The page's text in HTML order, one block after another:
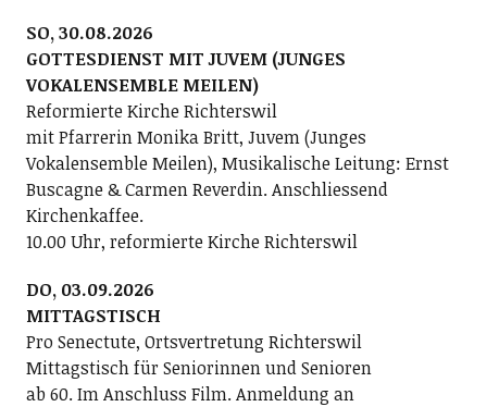
SO, 30.08.2026
GOTTESDIENST MIT JUVEM (JUNGES
VOKALENSEMBLE MEILEN)
Reformierte Kirche Richterswil
mit Pfarrerin Monika Britt, Juvem (Junges
Vokalensemble Meilen), Musikalische Leitung: Ernst
Buscagne & Carmen Reverdin. Anschliessend
Kirchenkaffee.
10.00 Uhr, reformierte Kirche Richterswil
DO, 03.09.2026
MITTAGSTISCH
Pro Senectute, Ortsvertretung Richterswil
Mittagstisch für Seniorinnen und Senioren
ab 60. Im Anschluss Film. Anmeldung an